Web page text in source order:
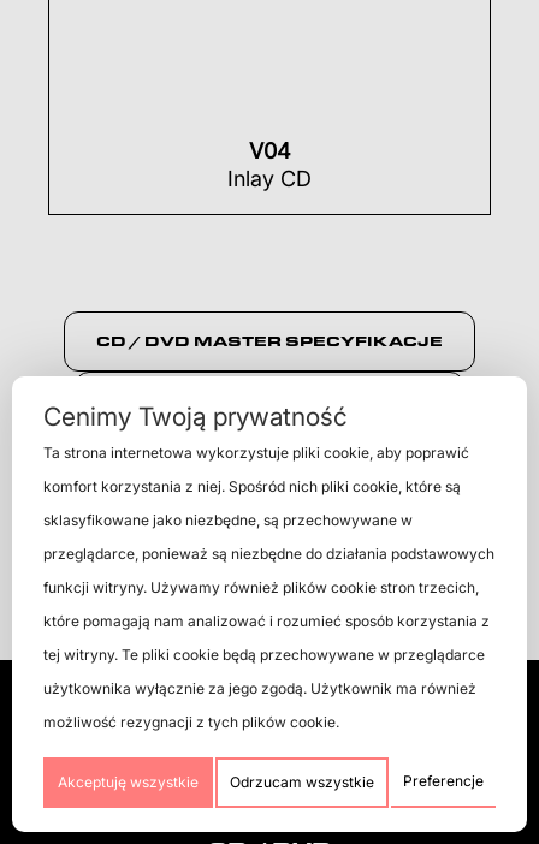
V04
Inlay CD
CD / DVD MASTER SPECYFIKACJE
KATALOG EFEKTY CD / DVD
NARDUK CD / DVD
OPAKOWANIA DVD - WYKROJNIKI
Cenimy Twoją prywatność
Ta strona internetowa wykorzystuje pliki cookie, aby poprawić
komfort korzystania z niej. Spośród nich pliki cookie, które są
sklasyfikowane jako niezbędne, są przechowywane w
przeglądarce, ponieważ są niezbędne do działania podstawowych
funkcji witryny. Używamy również plików cookie stron trzecich,
które pomagają nam analizować i rozumieć sposób korzystania z
tej witryny. Te pliki cookie będą przechowywane w przeglądarce
użytkownika wyłącznie za jego zgodą. Użytkownik ma również
możliwość rezygnacji z tych plików cookie.
Akceptuję wszystkie Odrzucam wszystkie Preferencje